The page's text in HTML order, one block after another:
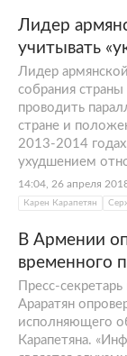
Лидер
учитывать
Лидер
собрания
проводить
стране и
2013-2014
ухудшением
14:04, 26 апреля
Карен Карапетян
В Армении
временного
Пресс-
Араратян
исполняющего
Карапетяна.